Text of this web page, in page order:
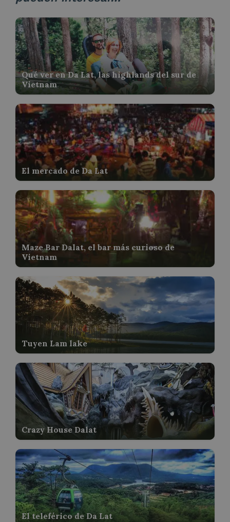
Qué ver en Da Lat, las highlands del sur de
Vietnam
El mercado de Da Lat
Maze Bar Dalat, el bar más curioso de
Vietnam
Tuyen Lam lake
Crazy House Dalat
El teleférico de Da Lat